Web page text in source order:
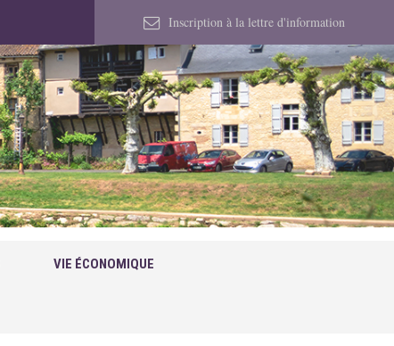
Inscription à la lettre d'information
VIE ÉCONOMIQUE